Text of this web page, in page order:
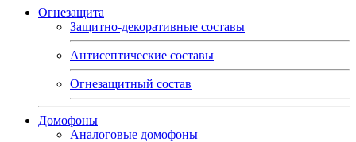
Огнезащита
Защитно-декоративные составы
Антисептические составы
Огнезащитный состав
Домофоны
Аналоговые домофоны